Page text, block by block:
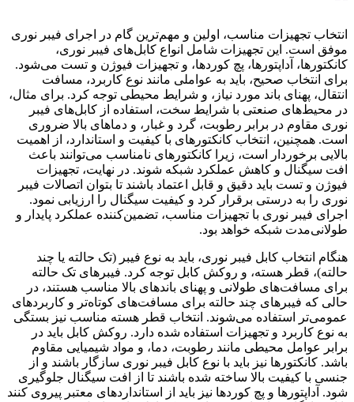
انتخاب تجهیزات مناسب، اولین و مهم‌ترین گام در اجرای فیبر نوری
موفق است. این تجهیزات شامل انواع کابل‌های فیبر نوری،
کانکتورها، آداپتورها، پچ کوردها، و تجهیزات فیوژن و تست می‌شود.
برای انتخاب صحیح، باید به عواملی مانند نوع کاربرد، مسافت
انتقال، پهنای باند مورد نیاز، و شرایط محیطی توجه کرد. برای مثال،
در محیط‌های صنعتی با شرایط سخت، استفاده از کابل‌های فیبر
نوری مقاوم در برابر رطوبت، گرد و غبار، و دماهای بالا ضروری
است. همچنین، انتخاب کانکتورهای با کیفیت و استاندارد، از اهمیت
بالایی برخوردار است، زیرا کانکتورهای نامناسب می‌توانند باعث
افت سیگنال و کاهش عملکرد شبکه شوند. در نهایت، تجهیزات
فیوژن و تست باید دقیق و قابل اعتماد باشند تا بتوان اتصالات فیبر
نوری را به درستی برقرار کرد و کیفیت سیگنال را ارزیابی نمود.
اجرای فیبر نوری با تجهیزات مناسب، تضمین‌کننده عملکرد پایدار و
طولانی‌مدت شبکه خواهد بود.
هنگام انتخاب کابل فیبر نوری، باید به نوع فیبر (تک حالته یا چند
حالته)، قطر هسته، و روکش کابل توجه کرد. فیبرهای تک حالته
برای مسافت‌های طولانی و پهنای باندهای بالا مناسب هستند، در
حالی که فیبرهای چند حالته برای مسافت‌های کوتاه‌تر و کاربردهای
عمومی‌تر استفاده می‌شوند. انتخاب قطر هسته مناسب نیز بستگی
به نوع کاربرد و تجهیزات استفاده شده دارد. روکش کابل باید در
برابر عوامل محیطی مانند رطوبت، دما، و مواد شیمیایی مقاوم
باشد. کانکتورها نیز باید با نوع کابل فیبر نوری سازگار باشند و از
جنسی با کیفیت بالا ساخته شده باشند تا از افت سیگنال جلوگیری
شود. آداپتورها و پچ کوردها نیز باید از استانداردهای معتبر پیروی کنند